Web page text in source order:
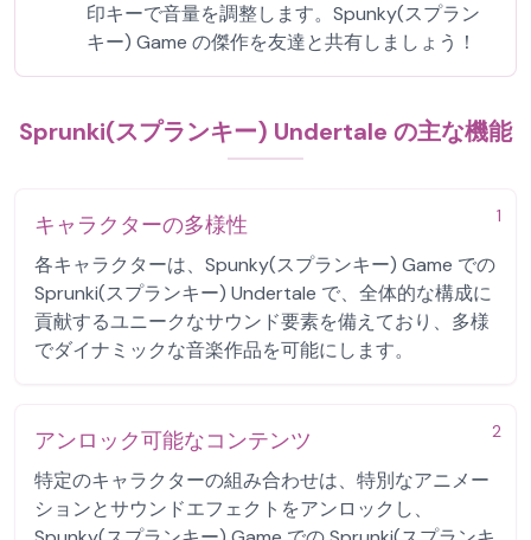
印キーで音量を調整します。Spunky(スプラン
キー) Game の傑作を友達と共有しましょう！
Sprunki(スプランキー) Undertale の主な機能
1
キャラクターの多様性
各キャラクターは、Spunky(スプランキー) Game での
Sprunki(スプランキー) Undertale で、全体的な構成に
貢献するユニークなサウンド要素を備えており、多様
でダイナミックな音楽作品を可能にします。
2
アンロック可能なコンテンツ
特定のキャラクターの組み合わせは、特別なアニメー
ションとサウンドエフェクトをアンロックし、